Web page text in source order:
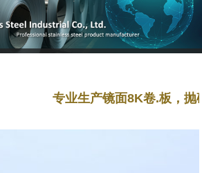
专业生产镜面8K卷.板，抛